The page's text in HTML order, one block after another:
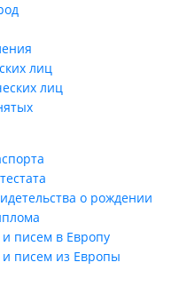
лиц
лиц
о рождении
и писем в Европу
и писем из Европы